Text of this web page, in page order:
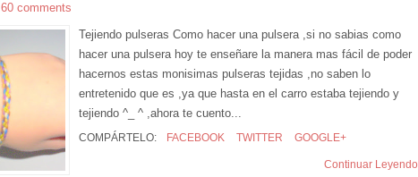
60 comments
Tejiendo pulseras Como hacer una pulsera ,si no sabias como
hacer una pulsera hoy te enseñare la manera mas fácil de poder
hacernos estas monisimas pulseras tejidas ,no saben lo
entretenido que es ,ya que hasta en el carro estaba tejiendo y
tejiendo ^_ ^ ,ahora te cuento...
COMPÁRTELO: FACEBOOK TWITTER GOOGLE+
Continuar Leyendo